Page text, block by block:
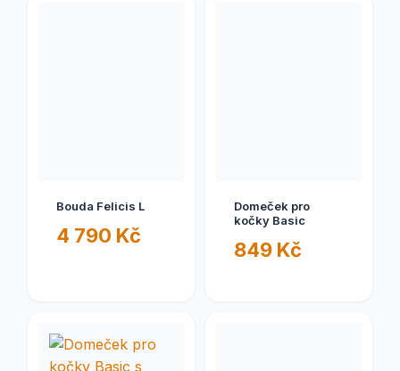
Bouda Felicis L
4 790 Kč
Domeček pro
kočky Basic
849 Kč